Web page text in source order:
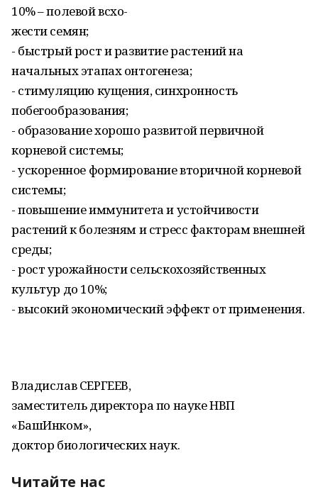
10% – полевой всхо-
жести семян;
- быстрый рост и развитие растений на
начальных этапах онтогенеза;
- стимуляцию кущения, синхронность
побегообразования;
- образование хорошо развитой первичной
корневой системы;
- ускоренное формирование вторичной корневой
системы;
- повышение иммунитета и устойчивости
растений к болезням и стресс факторам внешней
среды;
- рост урожайности сельскохозяйственных
культур до 10%;
- высокий экономический эффект от применения.
Владислав СЕРГЕЕВ,
заместитель директора по науке НВП
«БашИнком»,
доктор биологических наук.
Читайте нас